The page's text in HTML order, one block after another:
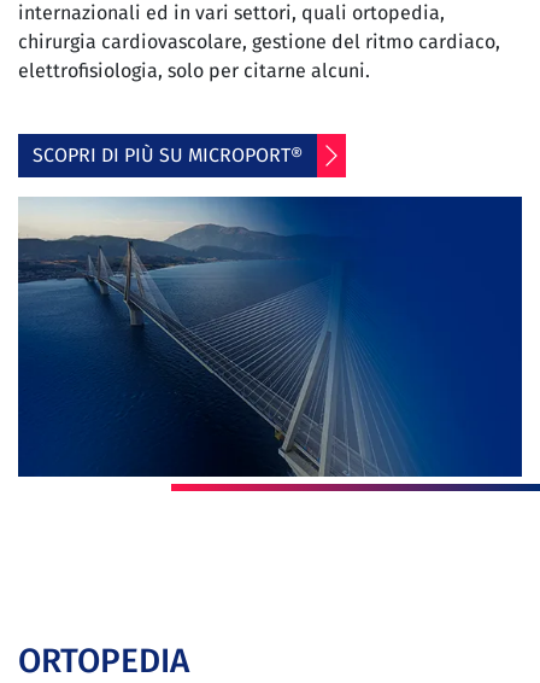
internazionali ed in vari settori, quali ortopedia,
chirurgia cardiovascolare, gestione del ritmo cardiaco,
elettrofisiologia, solo per citarne alcuni.
SCOPRI DI PIÙ SU MICROPORT®
ORTOPEDIA